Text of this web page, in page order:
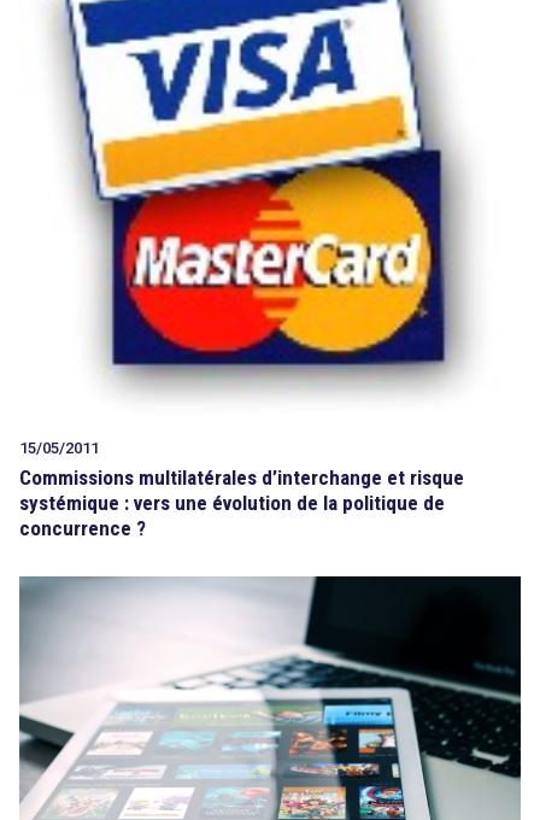
15/05/2011
Commissions multilatérales d’interchange et risque
systémique : vers une évolution de la politique de
concurrence ?